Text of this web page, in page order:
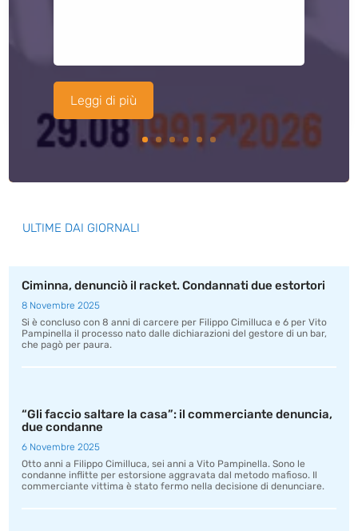
Leggi di più
ULTIME DAI GIORNALI
Ciminna, denunciò il racket. Condannati due estortori
8 Novembre 2025
Si è concluso con 8 anni di carcere per Filippo Cimilluca e 6 per Vito
Pampinella il processo nato dalle dichiarazioni del gestore di un bar,
che pagò per paura.
“Gli faccio saltare la casa”: il commerciante denuncia,
due condanne
6 Novembre 2025
Otto anni a Filippo Cimilluca, sei anni a Vito Pampinella. Sono le
condanne inflitte per estorsione aggravata dal metodo mafioso. Il
commerciante vittima è stato fermo nella decisione di denunciare.